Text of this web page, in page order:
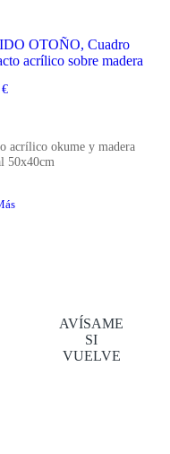
OTOÑO, Cuadro
acrílico sobre madera
€
acrílico okume y madera
50x40cm
AVÍSAME
SI
VUELVE